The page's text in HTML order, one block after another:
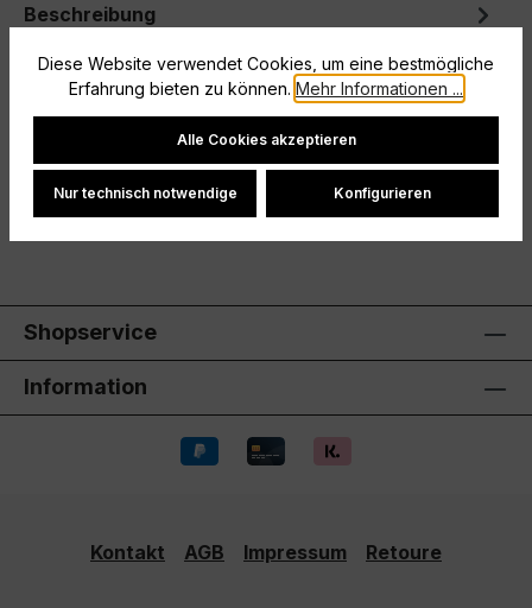
Beschreibung
Mit diesem TECHFIT Fußballshirt von adidas bist du
bereit fürs Training an kalten Tagen. Es dient als
eng anliegender Basela…Mehr
Bewertungen
Shopservice
Information
Kontakt AGB Impressum Retoure
Diese Website verwendet Cookies, um eine bestmögliche
Erfahrung bieten zu können. Mehr Informationen ...
Cookie-Einstellungen
Alle Cookies akzeptieren
Nur technisch notwendige Konfigurieren